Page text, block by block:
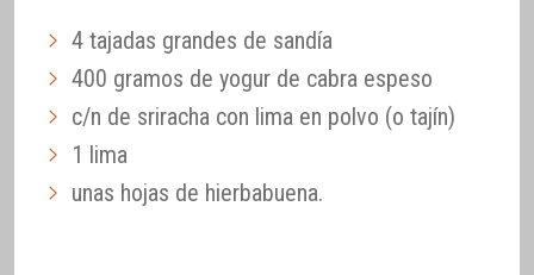
4 tajadas grandes de sandía
400 gramos de yogur de cabra espeso
c/n de sriracha con lima en polvo (o tajín)
1 lima
unas hojas de hierbabuena.